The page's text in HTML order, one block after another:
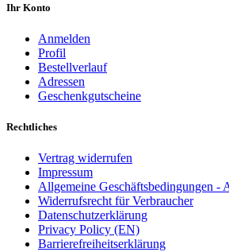
Ihr Konto
Anmelden
Profil
Bestellverlauf
Adressen
Geschenkgutscheine
Rechtliches
Vertrag widerrufen
Impressum
Allgemeine Geschäftsbedingungen -
Widerrufsrecht für Verbraucher
Datenschutzerklärung
Privacy Policy (EN)
Barrierefreiheitserklärung